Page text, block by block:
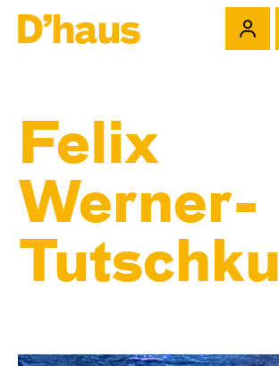
Felix
Werner-
Tutschku